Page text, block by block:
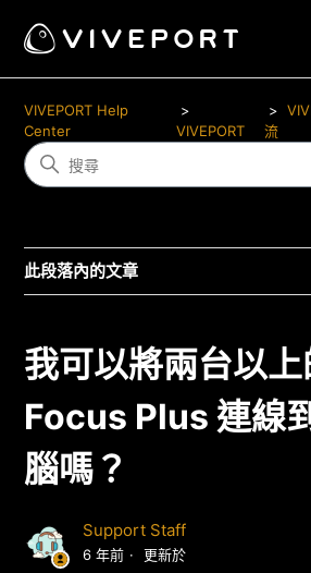
VIVEPORT Help
Center
VIVEPORT
流
此段落內的文章
我可以將兩台以
Focus Plus 連線
腦嗎？
Support Staff
6 年前 更新於